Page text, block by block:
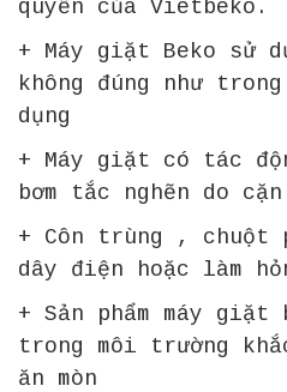
quyền của Vietbeko.
+ Máy giặt Beko sử
không đúng như
dụng
+ Máy giặt có tác
bơm tắc nghẽn do
+ Côn trùng , chuột
dây điện hoặc làm
+ Sản phẩm máy
trong môi trường
ăn mòn